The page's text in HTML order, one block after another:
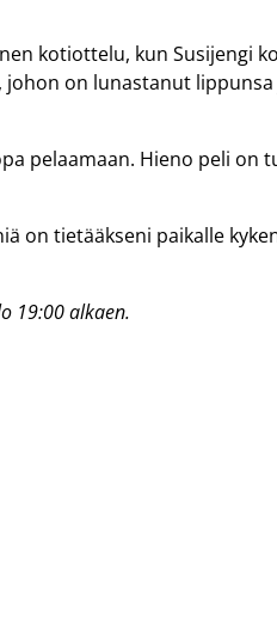
kotiottelu, kun Susijengi
on lunastanut lippunsa
pelaamaan. Hieno peli on
on tietääkseni paikalle
19:00 alkaen.